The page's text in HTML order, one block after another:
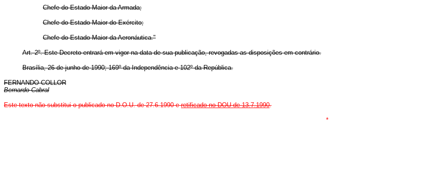
Chefe do Estado-Maior da Armada;
Chefe do Estado-Maior do Exército;
Chefe do Estado-Maior da Aeronáutica."
Art. 2º.Este Decreto entrará em vigor na data de sua publicação, revogadas as disposições em contrário.
Brasília, 26 de junho de 1990; 169º da Independência e 102º da República.
FERNANDO COLLOR
Bernardo Cabral
Este texto não substitui o publicado no D.O.U. de 27.6.1990 eretificado no DOU de 13.7.1990.
*